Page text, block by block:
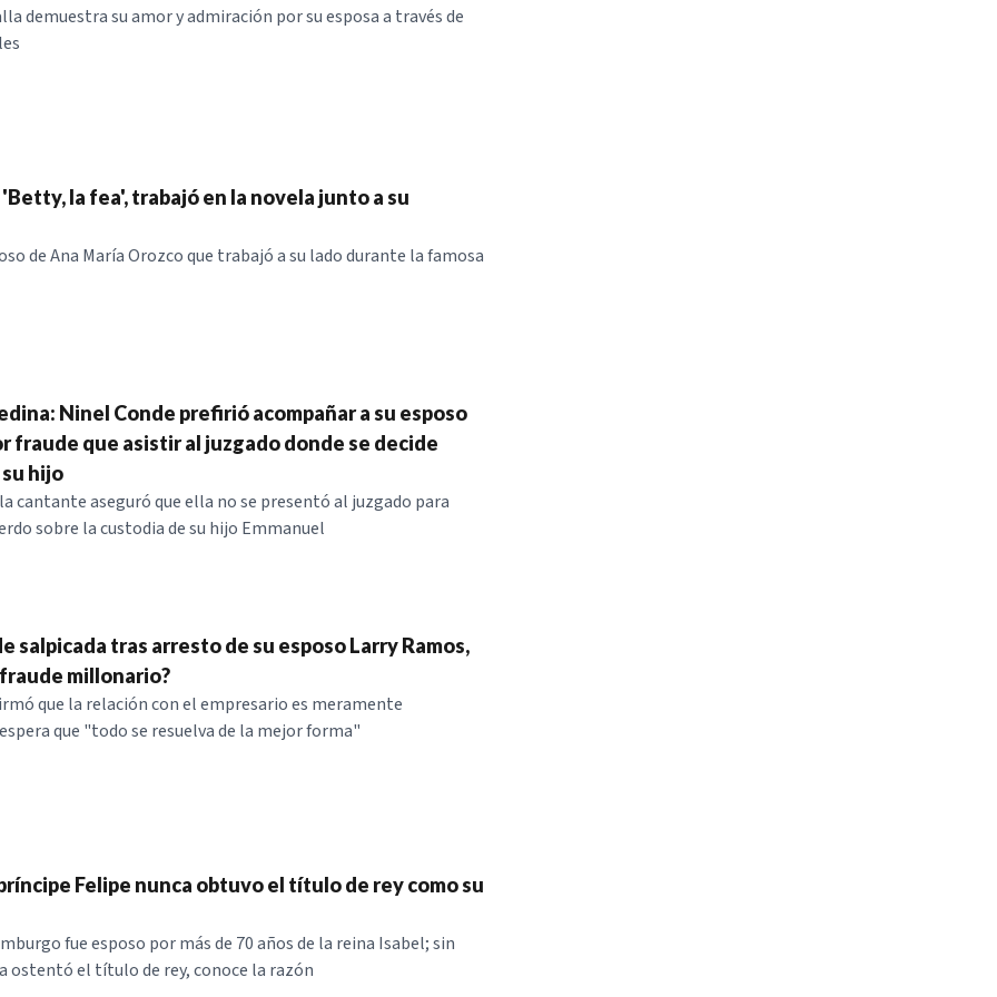
demuestra su amor y admiración por su esposa a través de
'Betty, la fea', trabajó en la novela junto a su
de Ana María Orozco que trabajó a su lado durante la famosa
Ninel Conde prefirió acompañar a su esposo
fraude que asistir al juzgado donde se decide
hijo
cantante aseguró que ella no se presentó al juzgado para
sobre la custodia de su hijo Emmanuel
salpicada tras arresto de su esposo Larry Ramos,
millonario?
que la relación con el empresario es meramente
que "todo se resuelva de la mejor forma"
Felipe nunca obtuvo el título de rey como su
fue esposo por más de 70 años de la reina Isabel; sin
ostentó el título de rey, conoce la razón